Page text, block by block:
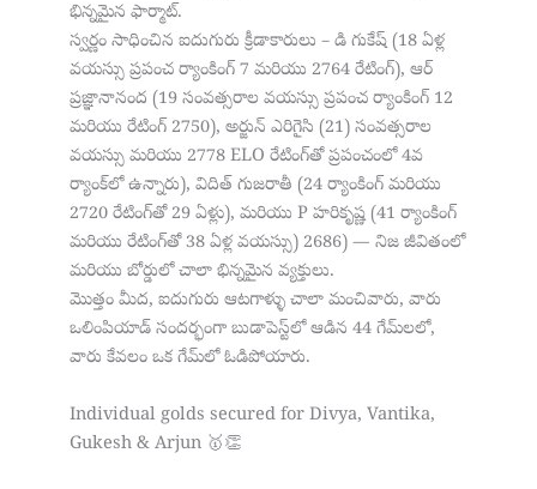
భిన్నమైన ఫార్మాట్.
స్వర్ణం సాధించిన ఐదుగురు క్రీడాకారులు – డి గుకేష్ (18 ఏళ్ల
వయస్సు ప్రపంచ ర్యాంకింగ్ 7 మరియు 2764 రేటింగ్), ఆర్
ప్రజ్ఞానానంద (19 సంవత్సరాల వయస్సు ప్రపంచ ర్యాంకింగ్ 12
మరియు రేటింగ్ 2750), అర్జున్ ఎరిగైసి (21) సంవత్సరాల
వయస్సు మరియు 2778 ELO రేటింగ్‌తో ప్రపంచంలో 4వ
ర్యాంక్‌లో ఉన్నారు), విదిత్ గుజరాతీ (24 ర్యాంకింగ్ మరియు
2720 రేటింగ్‌తో 29 ఏళ్లు), మరియు P హరికృష్ణ (41 ర్యాంకింగ్
మరియు రేటింగ్‌తో 38 ఏళ్ల వయస్సు) 2686) — నిజ జీవితంలో
మరియు బోర్డులో చాలా భిన్నమైన వ్యక్తులు.
మొత్తం మీద, ఐదుగురు ఆటగాళ్ళు చాలా మంచివారు, వారు
ఒలింపియాడ్ సందర్భంగా బుడాపెస్ట్‌లో ఆడిన 44 గేమ్‌లలో,
వారు కేవలం ఒక గేమ్‌లో ఓడిపోయారు.
Individual golds secured for Divya, Vantika,
Gukesh & Arjun 🥇👏